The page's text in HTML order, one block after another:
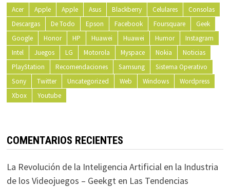
Acer Apple Apple Asus Blackberry Celulares
Consolas
Descargas
De Todo Epson Facebook Foursquare
Geek
Google
Honor HP Huawei Huawei Humor
Instagram
Intel
Juegos LG Motorola Myspace Nokia
Noticias
PlayStation
Recomendaciones Samsung
Sistema Operativo
Sony
Twitter Uncategorized Web Windows
Wordpress
Xbox
Youtube
COMENTARIOS RECIENTES
La Revolución de la Inteligencia Artificial en la Industria
de los Videojuegos – Geekgten Las Tendencias